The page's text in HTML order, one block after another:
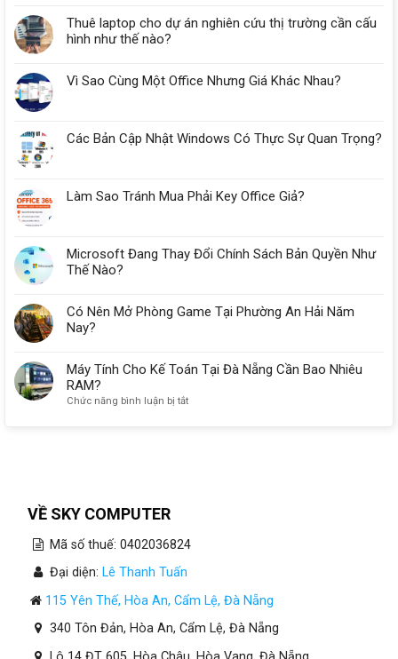
Thuê laptop cho dự án nghiên cứu thị trường cần cấu
hình như thế nào?
Vì Sao Cùng Một Office Nhưng Giá Khác Nhau?
Các Bản Cập Nhật Windows Có Thực Sự Quan Trọng?
Làm Sao Tránh Mua Phải Key Office Giả?
Microsoft Đang Thay Đổi Chính Sách Bản Quyền Như
Thế Nào?
Có Nên Mở Phòng Game Tại Phường An Hải Năm
Nay?
Máy Tính Cho Kế Toán Tại Đà Nẵng Cần Bao Nhiêu
RAM?
Chức năng bình luận bị tắtở
Bao
VỀ SKY COMPUTER
Mã số thuế: 0402036824
Đại diện: Lê Thanh Tuấn
115 Yên Thế, Hòa An, Cẩm Lệ, Đà Nẵng
340 Tôn Đản, Hòa An, Cẩm Lệ, Đà Nẵng